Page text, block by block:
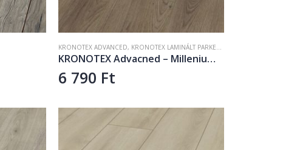
KRONOTEX ADVANCED, KRONOTEX LAMINÁLT PARKETTA
KRONOTEX Advacned – Millenium Oak Brown D3531
6 790 Ft